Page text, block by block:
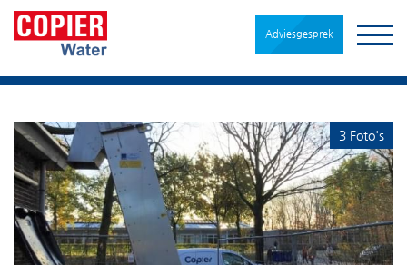
Adviesgesprek
3 Foto's